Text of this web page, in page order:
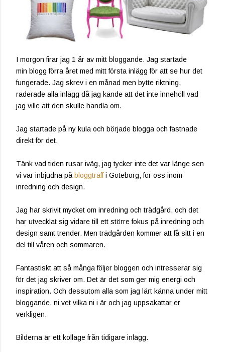
I morgon firar jag 1 år av mitt bloggande. Jag startade
min blogg förra året med mitt första inlägg för att se hur det
fungerade. Jag skrev i en månad men bytte riktning,
raderade alla inlägg då jag kände att det inte innehöll vad
jag ville att den skulle handla om.
Jag startade på ny kula och började blogga och fastnade
direkt för det.
Tänk vad tiden rusar iväg, jag tycker inte det var länge sen
vi var inbjudna på bloggträffi Göteborg, för oss inom
inredning och design.
Jag har skrivit mycket om inredning och trädgård, och det
har utvecklat sig vidare till ett större fokus på inredning och
design samt trender. Men trädgården kommer att få sitt i en
del till våren och sommaren.
Fantastiskt att så många följer bloggen och intresserar sig
för det jag skriver om. Det är det som ger mig energi och
inspiration. Och dessutom alla som jag lärt känna under mitt
bloggande, ni vet vilka ni i är och jag uppsakattar er
verkligen.
Bilderna är ett kollage från tidigare inlägg.